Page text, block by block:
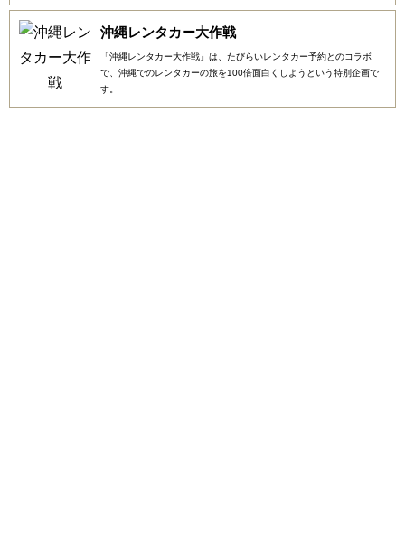
沖縄レンタカー大作戦
「沖縄レンタカー大作戦」は、たびらいレンタカー予約とのコラボ
で、沖縄でのレンタカーの旅を100倍面白くしようという特別企画で
す。